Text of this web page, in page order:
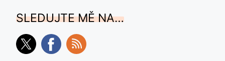
SLEDUJTE MĚ NA…